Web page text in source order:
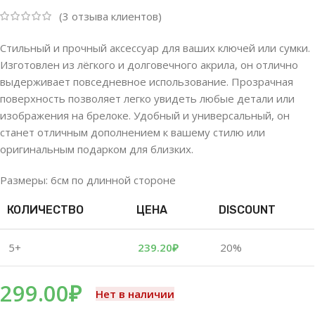
(3 отзыва клиентов)
Стильный и прочный аксессуар для ваших ключей или сумки.
Изготовлен из лёгкого и долговечного акрила, он отлично
выдерживает повседневное использование. Прозрачная
поверхность позволяет легко увидеть любые детали или
изображения на брелоке. Удобный и универсальный, он
станет отличным дополнением к вашему стилю или
оригинальным подарком для близких.
Размеры: 6см по длинной стороне
КОЛИЧЕСТВО ЦЕНА DISCOUNT
5+ 239.20₽ 20%
299.00₽ Нет в наличии